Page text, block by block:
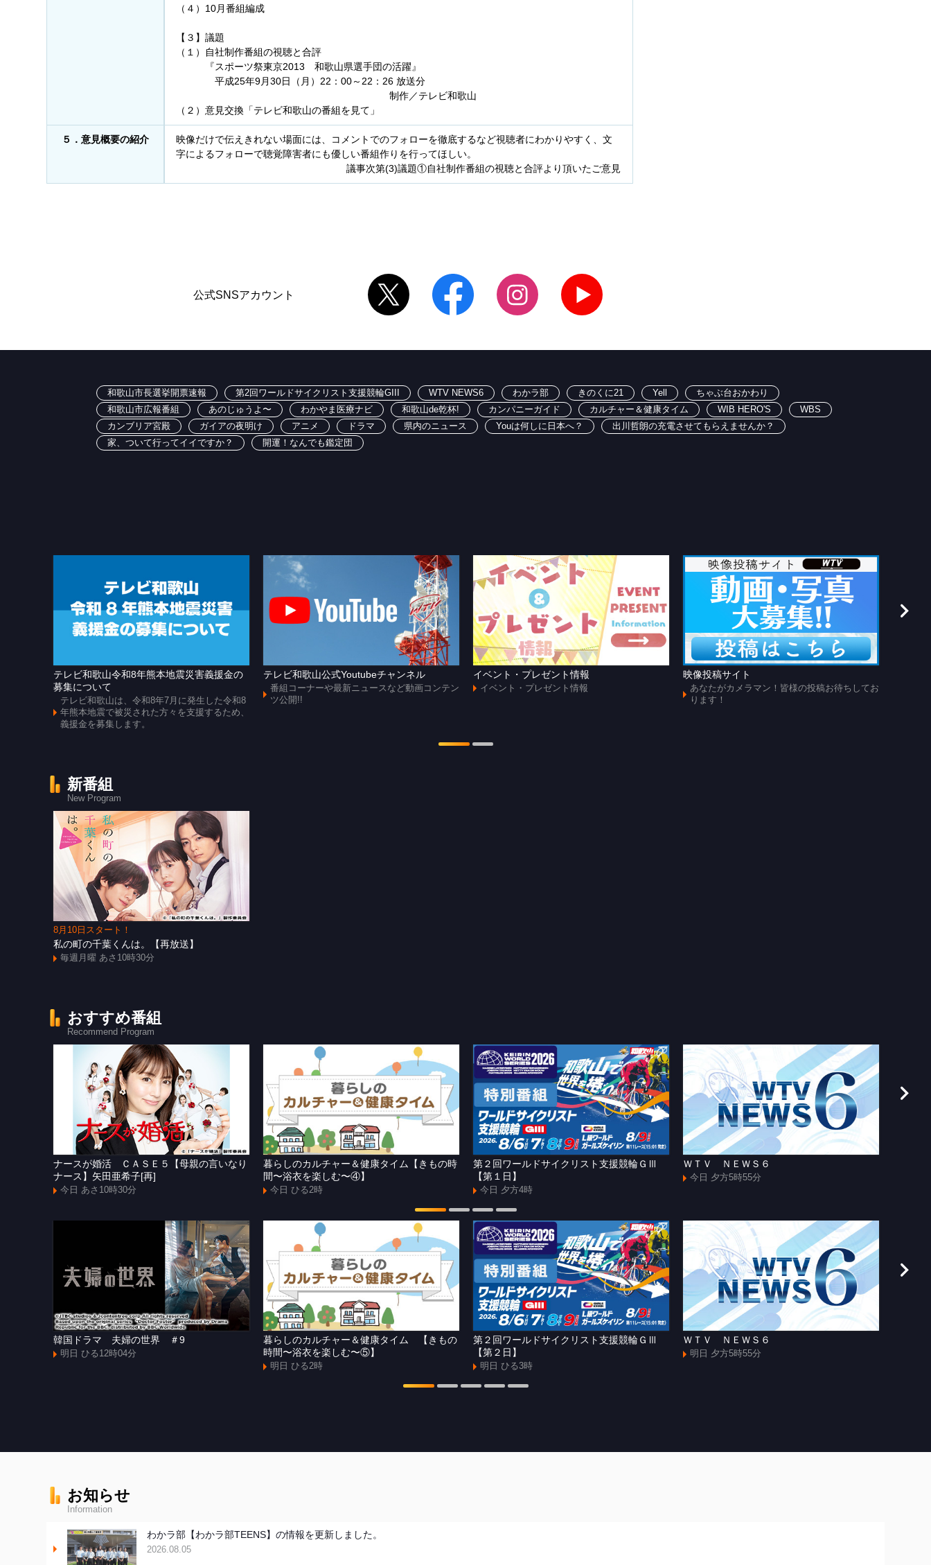
（４）10月番組編成
【３】議題
（１）自社制作番組の視聴と合評
『スポーツ祭東京2013 和歌山県選手団の活躍』
平成25年9月30日（月）22：00～22：26 放送分
制作／テレビ和歌山
（２）意見交換「テレビ和歌山の番組を見て」
５．意見概要の紹介
映像だけで伝えきれない場面には、コメントでのフォローを徹底するなど視聴者にわかりやすく、文
字によるフォローで聴覚障害者にも優しい番組作りを行ってほしい。
議事次第(3)議題①自社制作番組の視聴と合評より頂いたご意見
公式SNSアカウント
和歌山市長選挙開票速報 第2回ワールドサイクリスト支援競輪GIII WTV NEWS6 わかラ部 きのくに21 Yell
ちゃぶ台おかわり
和歌山市広報番組
あのじゅうよ〜 わかやま医療ナビ 和歌山de乾杯! カンパニーガイド カルチャー＆健康タイム WIB HERO'S
WBS
カンブリア宮殿
ガイアの夜明け アニメ ドラマ 県内のニュース Youは何しに日本へ？
出川哲朗の充電させてもらえませんか？
家、ついて行ってイイですか？
開運！なんでも鑑定団
テレビ和歌山令和8年熊本地震災害義援金の
募集について
テレビ和歌山は、令和8年7月に発生した令和8
年熊本地震で被災された方々を支援するため、
義援金を募集します。
テレビ和歌山公式Youtubeチャンネル
番組コーナーや最新ニュースなど動画コンテン
ツ公開!!
イベント・プレゼント情報
イベント・プレゼント情報
映像投稿サイト
あなたがカメラマン！皆様の投稿お待ちしてお
ります！
新番組
New Program
8月10日スタート！
私の町の千葉くんは。【再放送】
毎週月曜 あさ10時30分
おすすめ番組
Recommend Program
ナースが婚活 ＣＡＳＥ５【母親の言いなり
ナース】矢田亜希子[再]
今日 あさ10時30分
暮らしのカルチャー＆健康タイム【きもの時
間〜浴衣を楽しむ〜④】
今日 ひる2時
第２回ワールドサイクリスト支援競輪ＧⅢ
【第１日】
今日 夕方4時
ＷＴＶ ＮＥＷＳ６
今日 夕方5時55分
韓国ドラマ 夫婦の世界 ＃9
明日 ひる12時04分
暮らしのカルチャー＆健康タイム 【きもの
時間〜浴衣を楽しむ〜⑤】
明日 ひる2時
第２回ワールドサイクリスト支援競輪ＧⅢ
【第２日】
明日 ひる3時
ＷＴＶ ＮＥＷＳ６
明日 夕方5時55分
お知らせ
Information
わかラ部【わかラ部TEENS】の情報を更新しました。
2026.08.05